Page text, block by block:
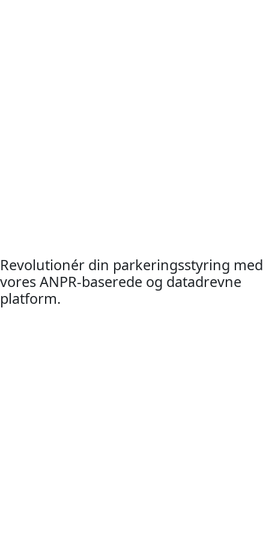
Revolutionér din parkeringsstyring med
vores ANPR-baserede og datadrevne
platform.